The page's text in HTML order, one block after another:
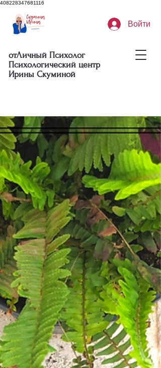
408228347681116
отЛичный Психолог
Психологический центр
Ирины Скуминой
Войти